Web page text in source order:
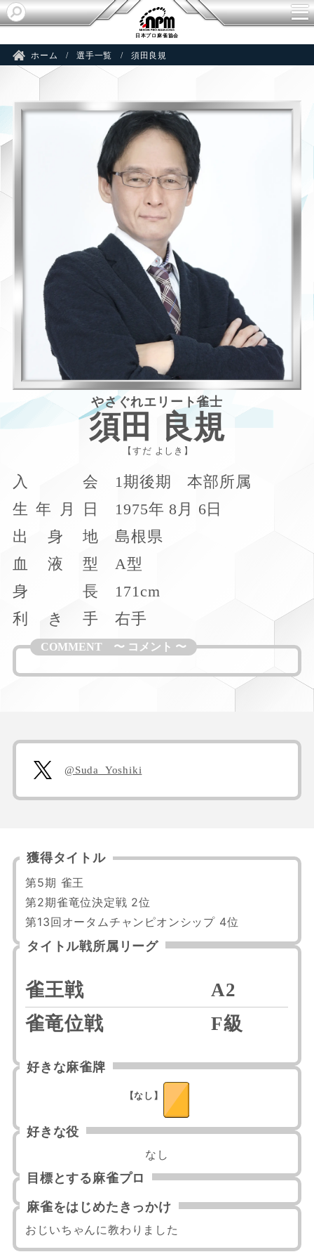
日本プロ麻雀協会
ホーム 選手一覧 須田良規
やさぐれエリート雀士
須田 良規
すだ よしき
入 会
1期後期 本部所属
生 年 月 日
1975年 8月 6日
出
身 地
島根県
血
液 型
A型
身
長
171cm
利
き 手 右手
@Suda_Yoshiki
獲得タイトル
第5期 雀王
第2期雀竜位決定戦 2位
第13回オータムチャンピオンシップ 4位
タイトル戦所属リーグ
雀王戦
A2
雀竜位戦
F級
好きな麻雀牌
【なし】
好きな役
なし
目標とする麻雀プロ
麻雀をはじめたきっかけ
おじいちゃんに教わりました